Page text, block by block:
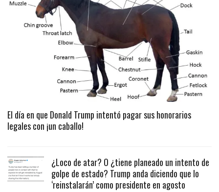
El día en que Donald Trump intentó pagar sus honorarios
legales con ¡un caballo!
¿Loco de atar? O ¿tiene planeado un intento de
golpe de estado? Trump anda diciendo que lo
‘reinstalarán’ como presidente en agosto